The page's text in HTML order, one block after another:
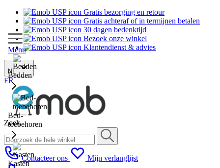
Gratis bezorging en retour
Gratis achteraf of in termijnen betalen
30 dagen bedenktijd
Bezoek onze winkel
Klantendienst & advies
NL
FR
Zoek
Contacteer ons Mijn verlanglijst
Menu
Bedden
Bed-
toebehoren
Kasten